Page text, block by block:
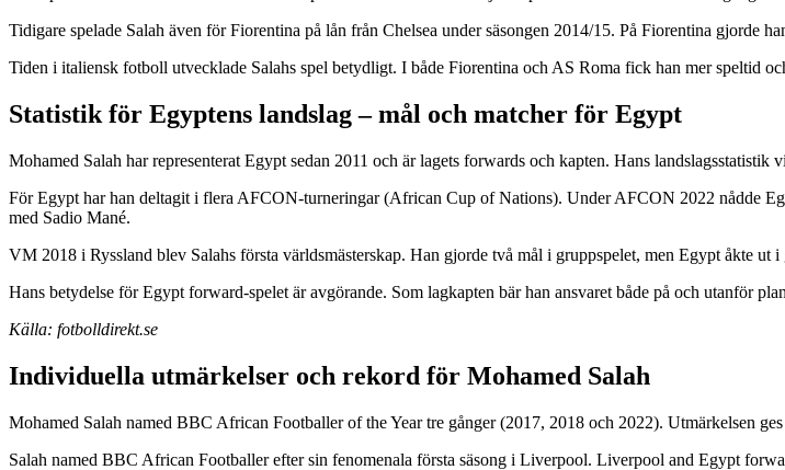
Tidigare spelade Salah även för Fiorentina på lån från Chelsea under säsongen 2014/15. På Fiorentina gjorde
Tiden i italiensk fotboll utvecklade Salahs spel betydligt. I både Fiorentina och AS Roma fick han mer speltid
Statistik för Egyptens landslag – mål och matcher för Egypt
Mohamed Salah har representerat Egypt sedan 2011 och är lagets forwards och kapten. Hans landslagsstatistik
För Egypt har han deltagit i flera AFCON-turneringar (African Cup of Nations). Under AFCON 2022 nådde
med Sadio Mané.
VM 2018 i Ryssland blev Salahs första världsmästerskap. Han gjorde två mål i gruppspelet, men Egypt åkte ut
Hans betydelse för Egypt forward-spelet är avgörande. Som lagkapten bär han ansvaret både på och utanför
Källa: fotbolldirekt.se
Individuella utmärkelser och rekord för Mohamed Salah
Mohamed Salah named BBC African Footballer of the Year tre gånger (2017, 2018 och 2022). Utmärkelsen
Salah named BBC African Footballer efter sin fenomenala första säsong i Liverpool. Liverpool and Egypt